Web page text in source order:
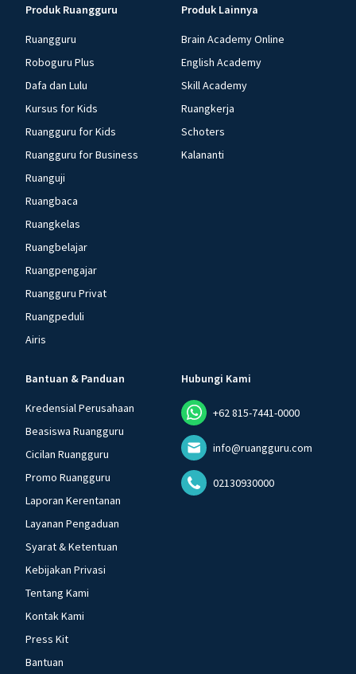
Produk Ruangguru
Ruangguru
Roboguru Plus
Dafa dan Lulu
Kursus for Kids
Ruangguru for Kids
Ruangguru for Business
Ruanguji
Ruangbaca
Ruangkelas
Ruangbelajar
Ruangpengajar
Ruangguru Privat
Ruangpeduli
Airis
Produk Lainnya
Brain Academy Online
English Academy
Skill Academy
Ruangkerja
Schoters
Kalananti
Bantuan & Panduan
Kredensial Perusahaan
Beasiswa Ruangguru
Cicilan Ruangguru
Promo Ruangguru
Laporan Kerentanan
Layanan Pengaduan
Syarat & Ketentuan
Kebijakan Privasi
Tentang Kami
Kontak Kami
Press Kit
Bantuan
Hubungi Kami
+62 815-7441-0000
info@ruangguru.com
02130930000